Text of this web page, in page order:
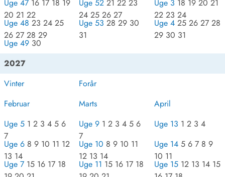
Uge 47 16 17 18 19
20 21 22
Uge 48 23 24 25
26 27 28 29
Uge 49 30
Uge 52 21 22 23
24 25 26 27
Uge 53 28 29 30
31
Uge 3 18 19 20 21
22 23 24
Uge 4 25 26 27 28
29 30 31
2027
Vinter
Februar
Uge 5 1 2 3 4 5 6
7
Uge 6 8 9 10 11 12
13 14
Uge 7 15 16 17 18
Forår
Marts
Uge 9 1 2 3 4 5 6
7
Uge 10 8 9 10 11
12 13 14
Uge 11 15 16 17 18
April
Uge 13 1 2 3 4
Uge 14 5 6 7 8 9
10 11
Uge 15 12 13 14 15